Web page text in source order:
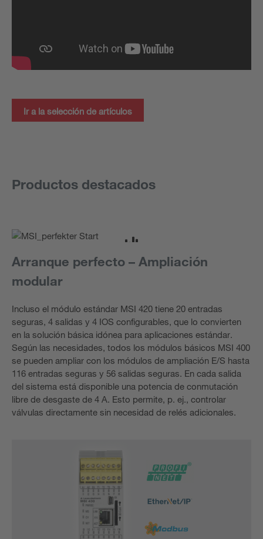
Ir a la selección de artículos
Productos destacados
Arranque perfecto – Ampliación
modular
Incluso el módulo estándar MSI 420 tiene 20 entradas
seguras, 4 salidas y 4 IOS configurables, que lo convierten
en la solución básica idónea para aplicaciones estándar.
Según las necesidades, todos los módulos básicos MSI 400
se pueden ampliar con los módulos de ampliación E/S hasta
116 entradas seguras y 56 salidas seguras. En cada salida
del sistema está disponible una potencia de conmutación
libre de desgaste de 4 A. Esto permite, p. ej., controlar
válvulas directamente sin necesidad de relés adicionales.